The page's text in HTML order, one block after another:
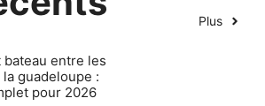
Plus
entre les
guadeloupe :
pour 2026